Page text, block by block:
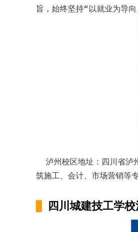
旨，始终坚持“以就业为导
泸州校区地址：四川省泸
筑施工、会计、市场营销等
四川城建技工学